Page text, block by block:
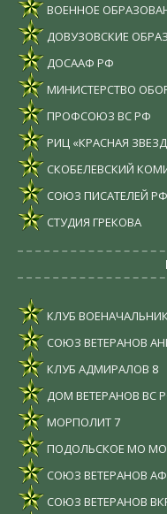
ВОЕННОЕ
ДОВУЗОВСКИЕ
ДОСААФ РФ
МИНИСТЕРСТВО
ПРОФСОЮЗ ВС РФ
РИЦ «КРАСНАЯ
СКОБЕЛЕВСКИЙ
СОЮЗ ПИСАТЕЛЕЙ РФ
СТУДИЯ ГРЕКОВА
КЛУБ
СОЮЗ ВЕТЕРАНОВ
КЛУБ АДМИРАЛОВ 8
ДОМ ВЕТЕРАНОВ ВС
МОРПОЛИТ7
ПОДОЛЬСКОЕ МО
СОЮЗ ВЕТЕРАНОВ
СОЮЗ ВЕТЕРАНОВ